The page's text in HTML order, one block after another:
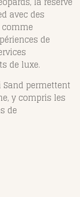
avec des
comme
de
de luxe.
Sand permettent
y compris les
de